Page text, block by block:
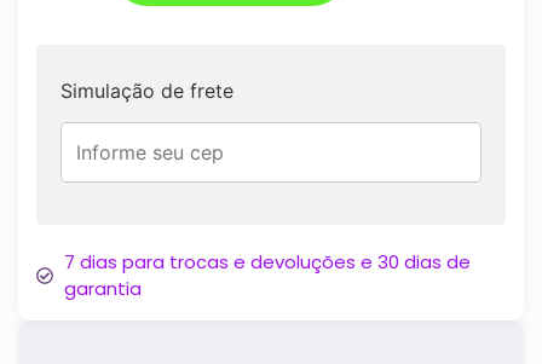
Simulação de frete
7 dias para trocas e devoluções e 30 dias de
garantia